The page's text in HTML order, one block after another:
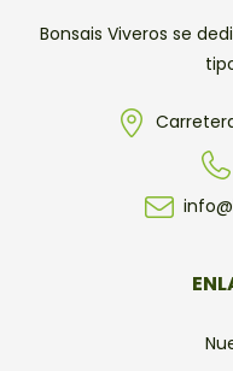
Bonsais Viveros se